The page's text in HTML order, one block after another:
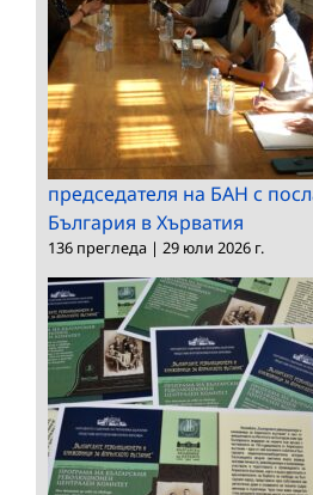
председателя на БАН с
България в Хърватия
136 прегледа | 29 юли 2026 г.